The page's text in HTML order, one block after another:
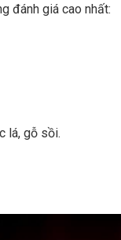
đánh giá cao nhất:
lá, gỗ sồi.